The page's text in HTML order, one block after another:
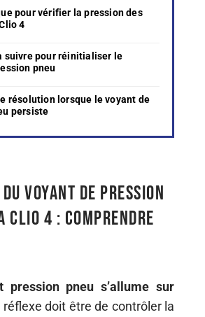
pour vérifier la pression des
4
suivre pour réinitialiser le
pneu
résolution lorsque le voyant de
persiste
voyant de pression
Clio 4 : comprendre
pression pneu s’allume sur
réflexe doit être de contrôler la